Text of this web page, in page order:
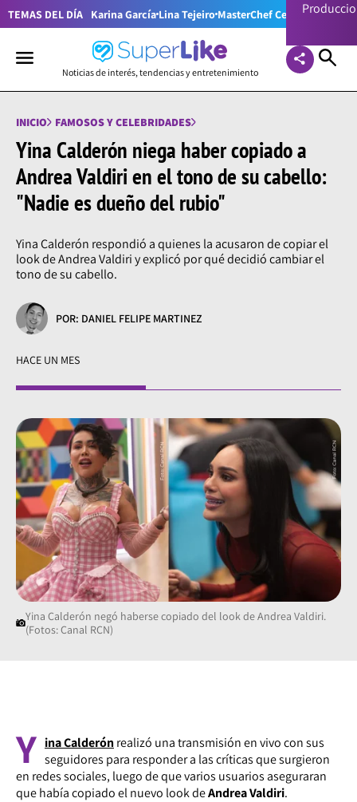
TEMAS DEL DÍA Karina García Lina Tejeiro MasterChef Celebrity
Noticias de interés, tendencias y entretenimiento
INICIO FAMOSOS Y CELEBRIDADES
Yina Calderón niega haber copiado a
Andrea Valdiri en el tono de su cabello:
"Nadie es dueño del rubio"
Yina Calderón respondió a quienes la acusaron de copiar el
look de Andrea Valdiri y explicó por qué decidió cambiar el
tono de su cabello.
POR: DANIEL FELIPE MARTINEZ
HACE UN MES
Yina Calderón negó haberse copiado del look de Andrea Valdiri.
(Fotos: Canal RCN)
Y ina Calderónrealizó una transmisión en vivo con sus
seguidores para responder a las críticas que surgieron
en redes sociales, luego de que varios usuarios aseguraran
que había copiado el nuevo look deAndrea Valdiri.